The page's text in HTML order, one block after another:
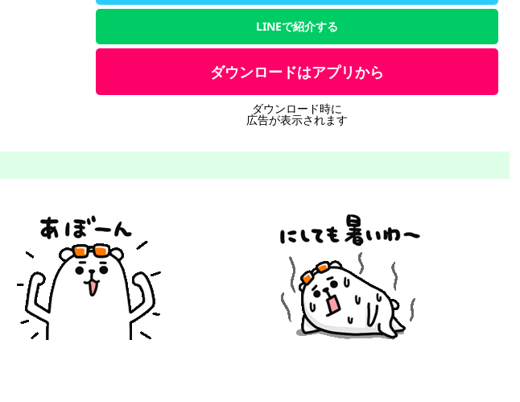
LINEで紹介する
ダウンロードはアプリから
ダウンロード時に
広告が表示されます